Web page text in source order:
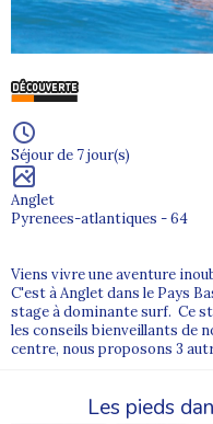
Séjour de 7 jour(s)
Anglet
Pyrenees-atlantiques - 64
Viens vivre une aventure
C'est à Anglet dans le Pays
stage à dominante surf. Ce
les conseils bienveillants de
centre, nous proposons 3
Les pieds